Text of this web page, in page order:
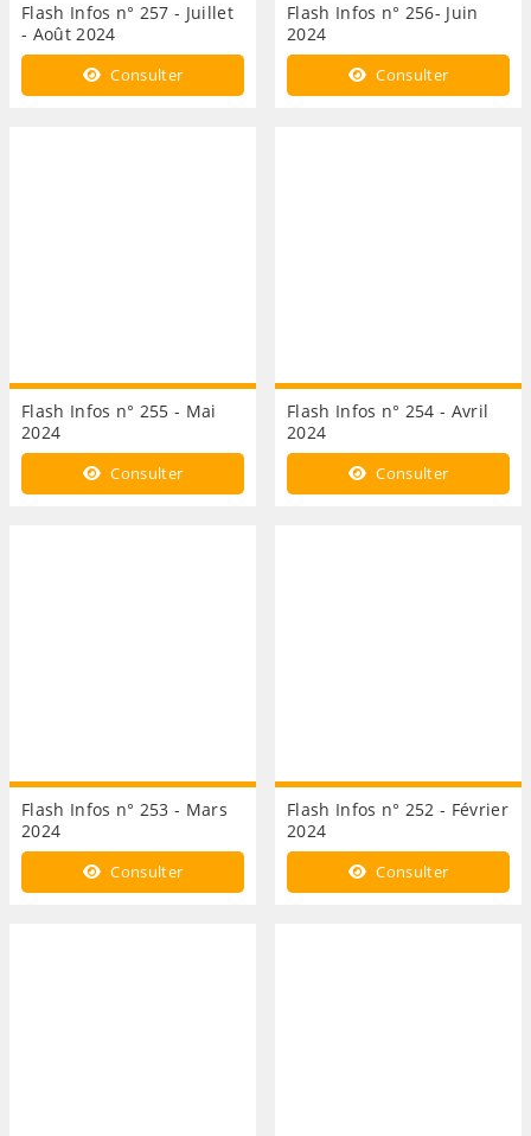
Flash Infos n° 257 - Juillet
- Août 2024
Consulter
Flash Infos n° 256- Juin
2024
Consulter
Flash Infos n° 255 - Mai
2024
Consulter
Flash Infos n° 254 - Avril
2024
Consulter
Flash Infos n° 253 - Mars
2024
Consulter
Flash Infos n° 252 - Février
2024
Consulter